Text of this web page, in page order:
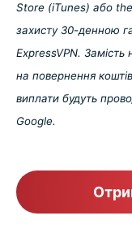
Store (iTunes) або
захисту 30-денною
ExpressVPN. Замість
на повернення
виплати будуть
Google.